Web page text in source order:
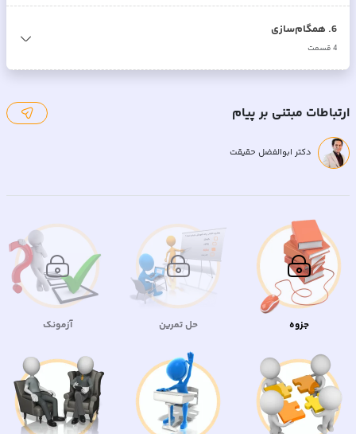
6
. همگام‌سازی
4قسمت
ارتباطات مبتنی بر پیام
دکتر ابوالفضل حقیقت
جزوه حل تمرین آزمونک